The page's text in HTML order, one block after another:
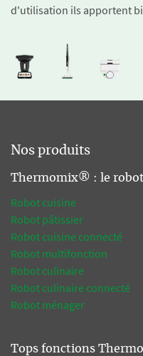
d'utilisation ils apportent
Nos produits
Thermomix® : le
Robot cuisine
Robot pâtissier
Robot cuisine connecté
Robot multifonction
Robot culinaire
Robot culinaire connecté
Robot ménager
Tops fonctions